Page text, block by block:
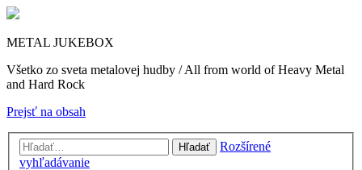
METAL JUKEBOX
Všetko zo sveta metalovej hudby / All from world of Heavy Metal
and Hard Rock
Prejsť na obsah
Hľadať
Rozšírené
vyhľadávanie